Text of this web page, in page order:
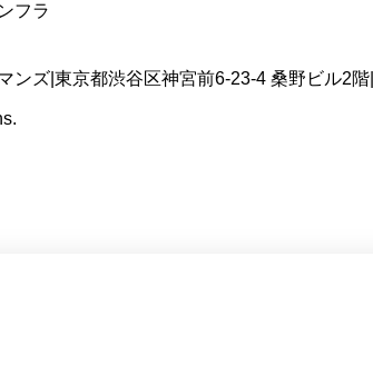
フラ
ンズ 東京都渋谷区神宮前6-23-4 桑野ビル2階